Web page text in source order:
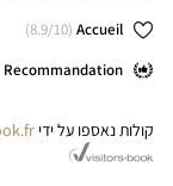
Accueil
(
8.9/10)
Recommandation
קולות נאספו על ידי